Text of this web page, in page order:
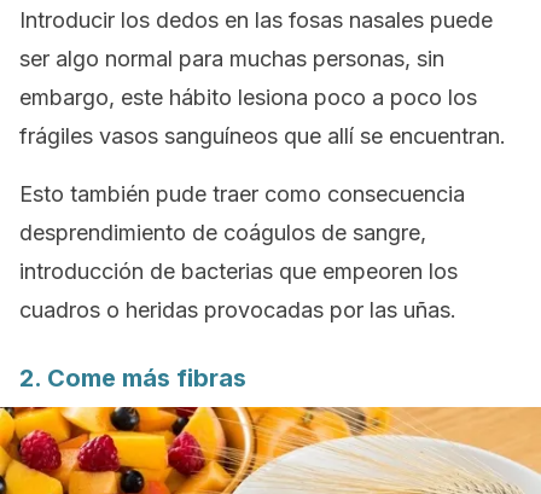
Introducir los dedos en las fosas nasales puede
ser algo normal para muchas personas, sin
embargo, este hábito lesiona poco a poco los
frágiles vasos sanguíneos que allí se encuentran.
Esto también pude traer como consecuencia
desprendimiento de coágulos de sangre,
introducción de bacterias que empeoren los
cuadros o heridas provocadas por las uñas.
2. Come más fibras